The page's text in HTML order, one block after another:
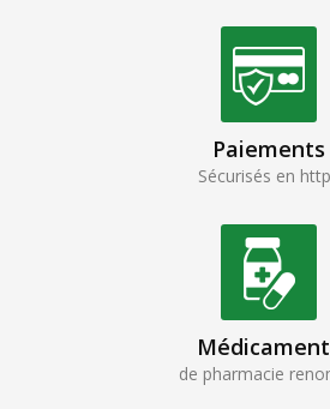
Paiements
Sécurisés en
de pharmacie